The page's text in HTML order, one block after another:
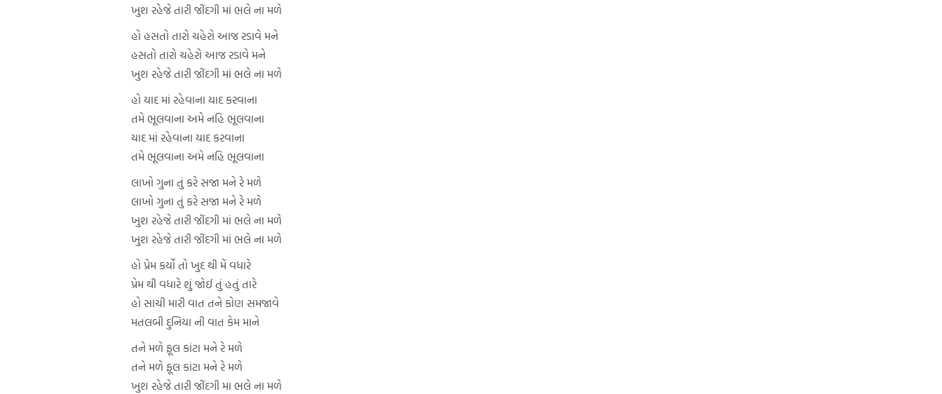
ખુશ રહેજે તારી જીંદગી માં ભલે ના મળે
હો હસતો તારો ચહેરો આજ રડાવે મને
હસતો તારો ચહેરો આજ રડાવે મને
ખુશ રહેજે તારી જીંદગી માં ભલે ના મળે
હો યાદ માં રહેવાના યાદ કરવાના
તમે ભૂલવાના અમે નહિ ભૂલવાના
યાદ માં રહેવાના યાદ કરવાના
તમે ભૂલવાના અમે નહિ ભૂલવાના
લાખો ગુના તું કરે સજા મને રે મળે
લાખો ગુના તું કરે સજા મને રે મળે
ખુશ રહેજે તારી જીંદગી માં ભલે ના મળે
ખુશ રહેજે તારી જીંદગી માં ભલે ના મળે
હો પ્રેમ કર્યો તો ખુદ થી મેં વધારે
પ્રેમ થી વધારે શું જોઈ તું હતું તારે
હો સાચી મારી વાત તને કોણ સમજાવે
મતલબી દુનિયા ની વાત કેમ માને
તને મળે ફૂલ કાંટા મને રે મળે
તને મળે ફૂલ કાંટા મને રે મળે
ખુશ રહેજે તારી જીંદગી મા ભલે ના મળે